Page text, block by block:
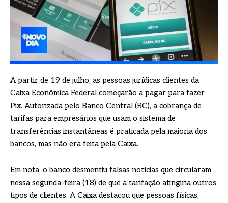
A partir de 19 de julho, as pessoas jurídicas clientes da
Caixa Econômica Federal começarão a pagar para fazer
Pix. Autorizada pelo Banco Central (BC), a cobrança de
tarifas para empresários que usam o sistema de
transferências instantâneas é praticada pela maioria dos
bancos, mas não era feita pela Caixa.
Em nota, o banco desmentiu falsas notícias que circularam
nessa segunda-feira (18) de que a tarifação atingiria outros
tipos de clientes. A Caixa destacou que pessoas físicas,